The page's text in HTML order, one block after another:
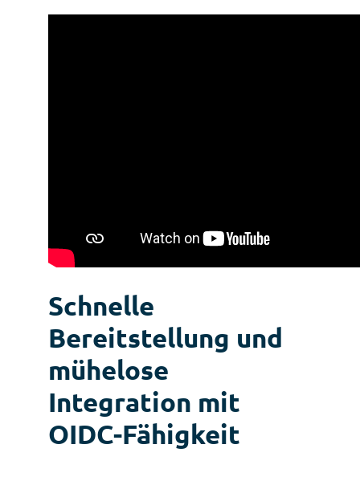
Schnelle
Bereitstellung und
mühelose
Integration mit
OIDC-Fähigkeit